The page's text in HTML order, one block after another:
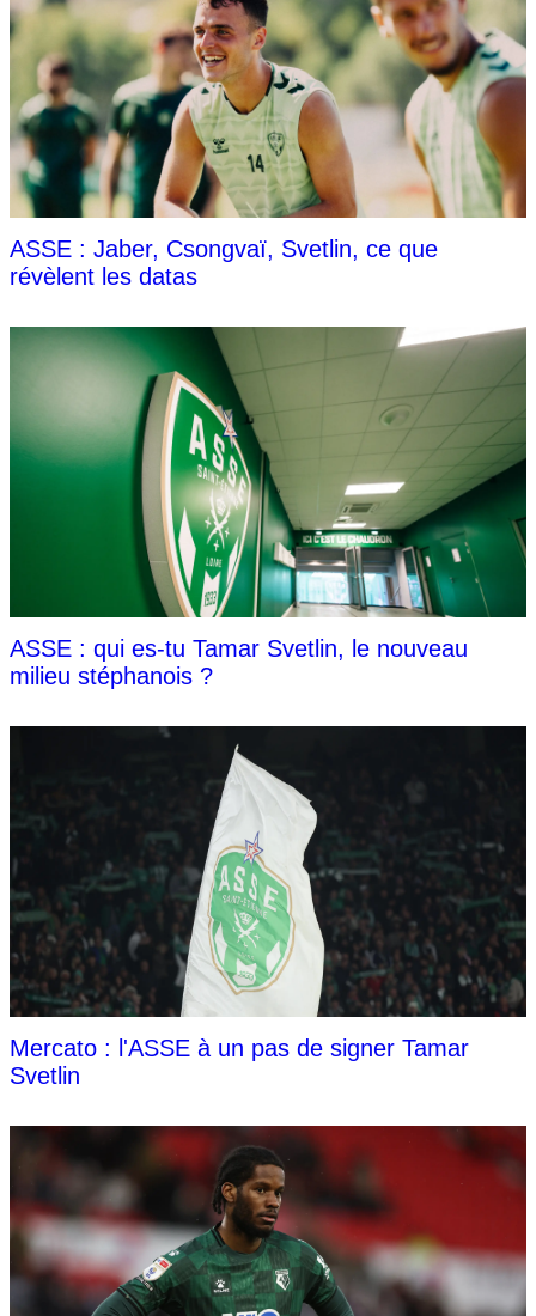
ASSE : Jaber, Csongvaï, Svetlin, ce que
révèlent les datas
ASSE : qui es-tu Tamar Svetlin, le nouveau
milieu stéphanois ?
Mercato : l'ASSE à un pas de signer Tamar
Svetlin